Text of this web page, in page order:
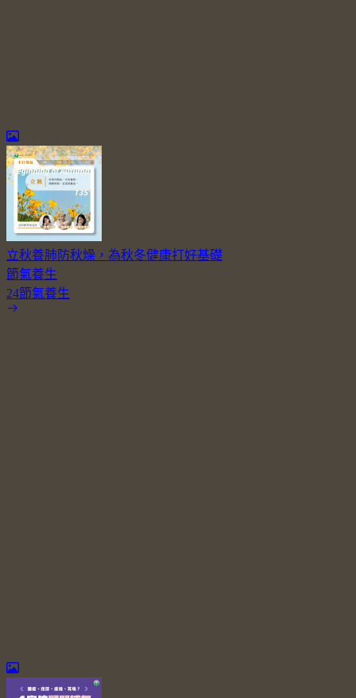
立秋養肺防秋燥，為秋冬健康打好基礎
節氣養生
24節氣養生